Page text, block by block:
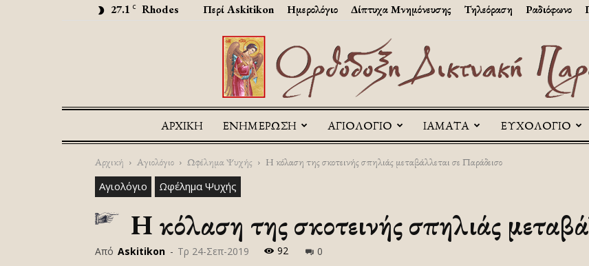
27.1 C Rhodes Περί Askitikon Ημερολόγιο Δίπτυχα Μνημόνευσης Τηλεόραση Ραδιόφωνο
Askitikon
ΑΡΧΙΚΉ ΕΝΗΜΕΡΩΣΗ ΑΓΙΟΛΟΓΙΟ ΙΑΜΑΤΑ ΕΥΧΟΛΟΓΙΟ
Αρχική Αγιολόγιο Ωφέλημα Ψυχής Η κόλαση της σκοτεινής σπηλιάς μεταβάλλεται σε Παράδεισο
Αγιολόγιο Ωφέλημα Ψυχής
Η κόλαση της σκοτεινής σπηλιάς
Από Askitikon - Τρ 24-Σεπ-2019 92 0